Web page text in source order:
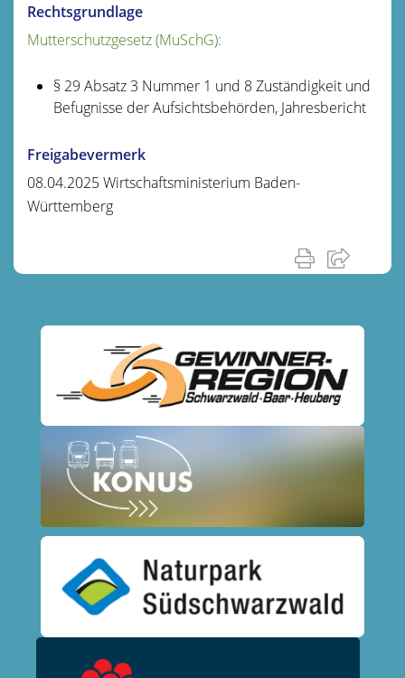
Rechtsgrundlage
Mutterschutzgesetz (MuSchG):
§ 29 Absatz 3 Nummer 1 und 8 Zuständigkeit und
Befugnisse der Aufsichtsbehörden, Jahresbericht
Freigabevermerk
08.04.2025 Wirtschaftsministerium Baden-
Württemberg